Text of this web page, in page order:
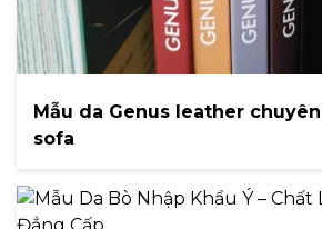
Mẫu da Genus leather
sofa